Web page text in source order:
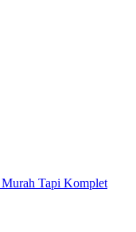
Tapi Komplet